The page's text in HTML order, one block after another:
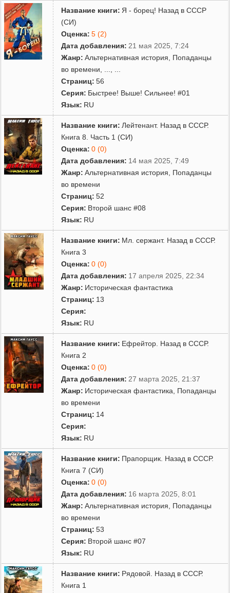
Название книги: Я - борец! Назад в СССР
(СИ)
Оценка: 5 (2)
Дата добавления: 21 мая 2025, 7:24
Жанр: Альтернативная история
Попаданцы
во времени
Страниц: 56
Серия: Быстрее! Выше! Сильнее! #01
Язык: RU
Название книги: Лейтенант. Назад в СССР.
Книга 8. Часть 1 (СИ)
Оценка: 0 (0)
Дата добавления: 14 мая 2025, 7:49
Жанр: Альтернативная история
Попаданцы
во времени
Страниц: 52
Серия: Второй шанс #08
Язык: RU
Название книги: Мл. сержант. Назад в СССР.
Книга 3
Оценка: 0 (0)
Дата добавления: 17 апреля 2025, 22:34
Жанр: Историческая фантастика
Страниц: 13
Серия:
Язык: RU
Название книги: Ефрейтор. Назад в СССР.
Книга 2
Оценка: 0 (0)
Дата добавления: 27 марта 2025, 21:37
Жанр: Историческая фантастика
Попаданцы
во времени
Страниц: 14
Серия:
Язык: RU
Название книги: Прапорщик. Назад в СССР.
Книга 7 (СИ)
Оценка: 0 (0)
Дата добавления: 16 марта 2025, 8:01
Жанр: Альтернативная история
Попаданцы
во времени
Страниц: 53
Серия: Второй шанс #07
Язык: RU
Название книги: Рядовой. Назад в СССР.
Книга 1